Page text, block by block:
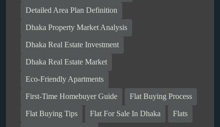
Detailed Area Plan Definition
Dhaka Property Market Analysis
Dhaka Real Estate Investment
Dhaka Real Estate Market
Eco-Friendly Apartments
First-Time Homebuyer Guide Flat Buying Process
Flat Buying Tips Flat For Sale In Dhaka Flats